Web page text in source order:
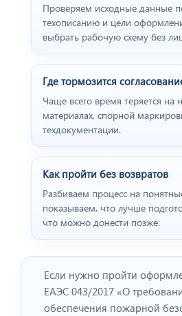
Отзыв от
пивного ресторана
"BEERHOUSE".
Отзыв от
Проверяем исходные данные
техописанию и цели
выбрать рабочую схему без
Где тормозится
Чаще всего время теряется на
материалах, спорной
техдокументации.
Как пройти без возвратов
Разбиваем процесс на
показываем, что лучше
что можно донести позже.
Если нужно пройти
ЕАЭС 043/2017 «О
обеспечения пожарной